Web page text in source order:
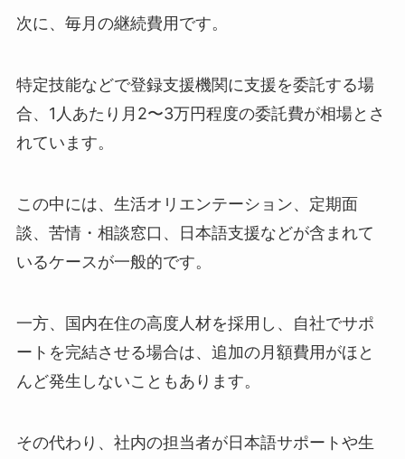
次に、毎月の継続費用です。
特定技能などで登録支援機関に支援を委託する場
合、1人あたり月2〜3万円程度の委託費が相場とさ
れています。
この中には、生活オリエンテーション、定期面
談、苦情・相談窓口、日本語支援などが含まれて
いるケースが一般的です。
一方、国内在住の高度人材を採用し、自社でサポ
ートを完結させる場合は、追加の月額費用がほと
んど発生しないこともあります。
その代わり、社内の担当者が日本語サポートや生